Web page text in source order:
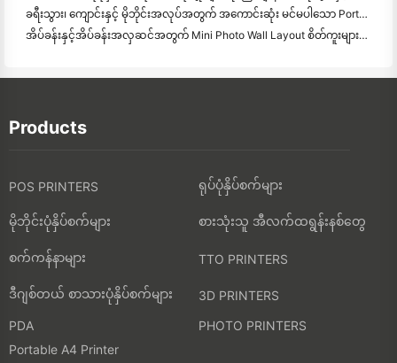
ခရီးသွား၊ ကျောင်းနှင့် မိုဘိုင်းအလုပ်အတွက် အကောင်းဆုံး မင်မပါသော Portable Printer: Hanin MT620 Pro Review
အိပ်ခန်းနှင့်အိပ်ခန်းအလှဆင်အတွက် Mini Photo Wall Layout စိတ်ကူးများနှင့်အကြံပေးချက်များ
Products
POS PRINTERS ရုပ်ပုံနှိပ်စက်များ
မိုဘိုင်းပုံနှိပ်စက်များ စားသုံးသူ အီလက်ထရွန်းနစ်တွေ
စက်ကန်နာများ TTO PRINTERS
ဒီဂျစ်တယ် စာသားပုံနှိပ်စက်များ
3D PRINTERS
PDA
PHOTO PRINTERS
Portable A4 Printer